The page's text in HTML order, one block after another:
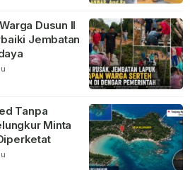
Dusun II
Jembatan
Tanpa
Minta